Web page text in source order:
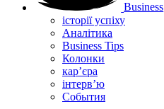
Business
історії успіху
Аналітика
Business Tips
Колонки
кар’єра
інтерв’ю
Cобытия